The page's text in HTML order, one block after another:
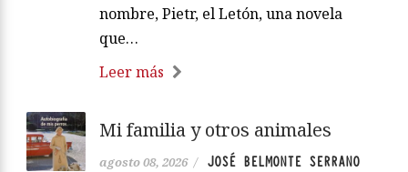
nombre, Pietr, el Letón, una novela
que…
Leer más
Mi familia y otros animales
agosto 08, 2026 / JOSÉ BELMONTE SERRANO